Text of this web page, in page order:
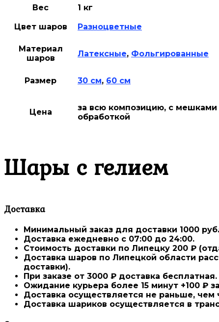
Вес
1 кг
Цвет шаров Разноцветные
Материал
шаров
Латексные, Фольгированные
Размер 30 см, 60 см
Цена
за всю композицию, с мешками
обработкой
Шары с гелием
Доставка
Минимальный заказ для доставки 1000
Доставка ежедневно с 07:00 до 24:00.
Стоимость доставки по Липецку 200 ₽
Доставка шаров по Липецкой области
доставки).
При заказе от 3000 ₽ доставка бесплатная.
Ожидание курьера более 15 минут +100 ₽
Доставка осуществляется не раньше, чем
Доставка шариков осуществляется в